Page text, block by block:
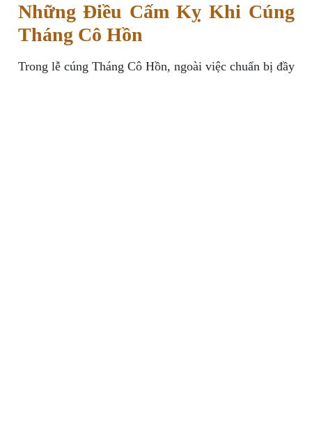
Những Điều Cấm Kỵ Khi Cúng
Tháng Cô Hồn
Trong lễ cúng Tháng Cô Hồn, ngoài việc chuẩn bị đầy